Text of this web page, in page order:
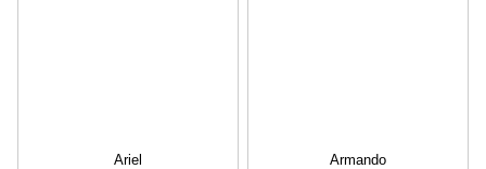
Ariel Armando